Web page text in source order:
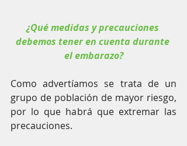
¿Qué medidas y precauciones
debemos tener en cuenta durante
el embarazo?
Como advertíamos se trata de un
grupo de población de mayor riesgo,
por lo que habrá que extremar las
precauciones.